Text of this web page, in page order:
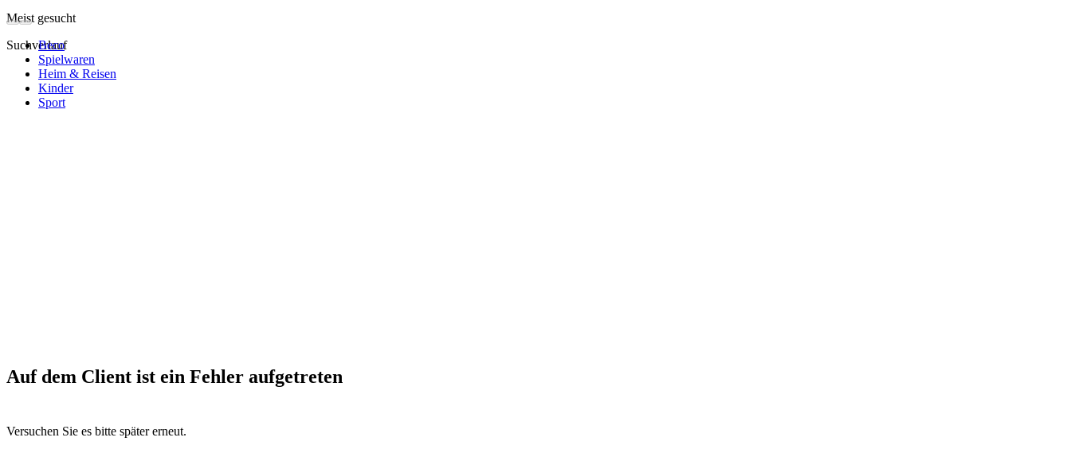
Meist gesucht
Suchverlauf
Beco
Spielwaren
Heim & Reisen
Kinder
Sport
Auf dem Client ist ein Fehler aufgetreten
Versuchen Sie es bitte später erneut.